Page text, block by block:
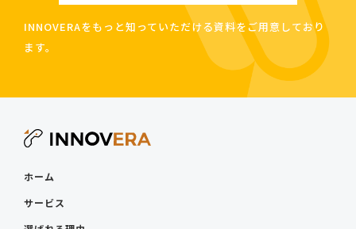
INNOVERAをもっと知っていただける資料をご用意しており
ます。
ホーム
サービス